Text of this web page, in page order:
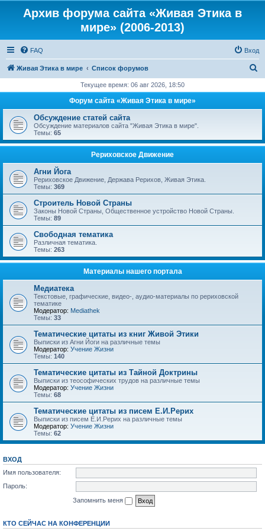
Архив форума сайта «Живая Этика в
мире» (2006-2013)
FAQ Вход
Живая Этика в мире Список форумов
с
Текущее время: 06 авг 2026, 18:50
Форум сайта «Живая Этика в мире»
Обсуждение статей сайта
Обсуждение материалов сайта "Живая Этика в мире".
Темы: 65
Рериховское Движение
Агни Йога
Рериховское Движение, Держава Рерихов, Живая Этика.
Темы: 369
Строитель Новой Страны
Законы Новой Страны, Общественное устройство Новой Страны.
Темы: 89
Свободная тематика
Различная тематика.
Темы: 263
Материалы нашего портала
Медиатека
Текстовые, графические, видео-, аудио-материалы по рериховской
тематике
Модератор: Mediathek
Темы: 33
Тематические цитаты из книг Живой Этики
Выписки из Агни Йоги на различные темы
Модератор: Учение Жизни
Темы: 140
Тематические цитаты из Тайной Доктрины
Выписки из теософических трудов на различные темы
Модератор: Учение Жизни
Темы: 68
Тематические цитаты из писем Е.И.Рерих
Выписки из писем Е.И.Рерих на различные темы
Модератор: Учение Жизни
Темы: 62
ВХОД
Имя пользователя:
Пароль:
Запомнить меня
КТО СЕЙЧАС НА КОНФЕРЕНЦИИ